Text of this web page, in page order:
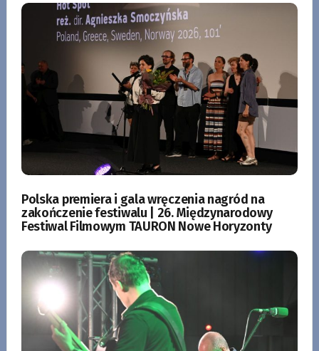
Polska premiera i gala wręczenia nagród na
zakończenie festiwalu | 26. Międzynarodowy
Festiwal Filmowym TAURON Nowe Horyzonty